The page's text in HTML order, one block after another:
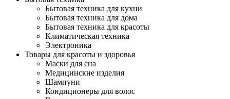
Бытовая техника для кухни
Бытовая техника для дома
Бытовая техника для красоты
Климатическая техника
Электроника
Товары для красоты и здоровья
Маски для сна
Медицинские изделия
Шампуни
Кондиционеры для волос